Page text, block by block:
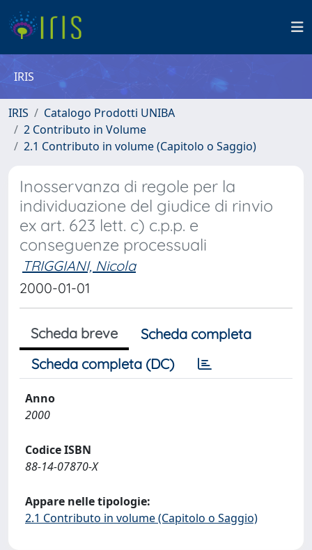
IRIS
IRIS
Catalogo Prodotti UNIBA
2 Contributo in Volume
2.1 Contributo in volume (Capitolo o Saggio)
Inosservanza di regole per la
individuazione del giudice di rinvio
ex art. 623 lett. c) c.p.p. e
conseguenze processuali
TRIGGIANI, Nicola
2000-01-01
Scheda breve
Scheda completa
Scheda completa (DC)
Anno
2000
Codice ISBN
88-14-07870-X
Appare nelle tipologie:
2.1 Contributo in volume (Capitolo o Saggio)